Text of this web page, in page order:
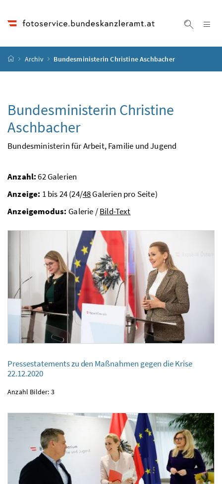
Startseite
Archiv Bundesministerin Christine Aschbacher
Bundesministerin Christine
Aschbacher
Bundesministerin für Arbeit, Familie und Jugend
Anzahl:62 Galerien
Anzeige: 1 bis 24 (24/48Galerien pro Seite)
Anzeigemodus: Galerie /Bild-Text
Pressestatements zu den Maßnahmen gegen die Krise
22.12.2020
Pressestatements zu den Maßnahmen gegen die Krise
22.12.2020
Anzahl Bilder: 3